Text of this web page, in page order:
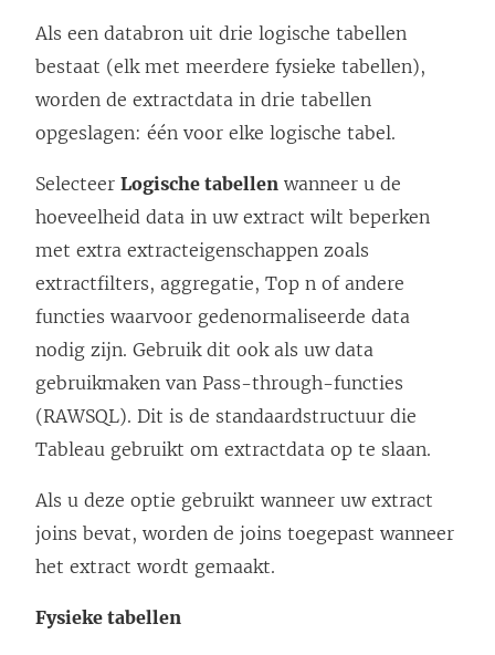
Als een databron uit drie logische tabellen
bestaat (elk met meerdere fysieke tabellen),
worden de extractdata in drie tabellen
opgeslagen: één voor elke logische tabel.
Selecteer Logische tabellen wanneer u de
hoeveelheid data in uw extract wilt beperken
met extra extracteigenschappen zoals
extractfilters, aggregatie, Top n of andere
functies waarvoor gedenormaliseerde data
nodig zijn. Gebruik dit ook als uw data
gebruikmaken van Pass-through-functies
(RAWSQL). Dit is de standaardstructuur die
Tableau gebruikt om extractdata op te slaan.
Als u deze optie gebruikt wanneer uw extract
joins bevat, worden de joins toegepast wanneer
het extract wordt gemaakt.
Fysieke tabellen